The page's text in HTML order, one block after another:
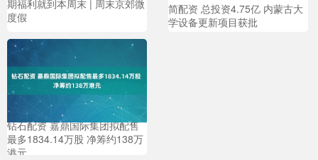
期福利就到本周末 | 周末京郊微
度假
简配资 总投资4.75亿 内蒙古大
学设备更新项目获批
钻石配资 嘉鼎国际集团拟配售
最多1834.14万股 净筹约138万
港元